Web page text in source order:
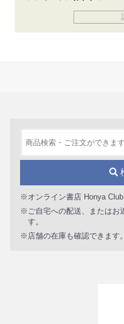
※オンライン書店 Honya
※ご自宅への配送、またはお
す。
※店舗の在庫も確認できます